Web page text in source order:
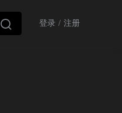
 登录 / 注册